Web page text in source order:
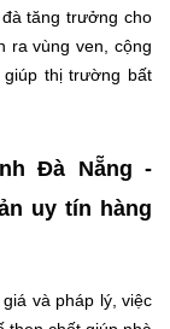
tăng trưởng cho
ra vùng ven, cộng
thị trường bất
Đà Nẵng -
uy tín hàng
và pháp lý, việc